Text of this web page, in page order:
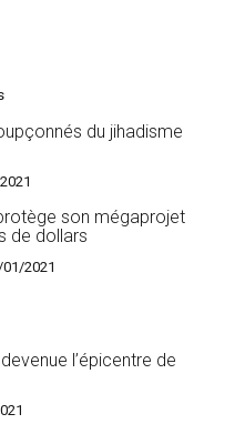
du jihadisme
son mégaprojet
de dollars
2021
l’épicentre de